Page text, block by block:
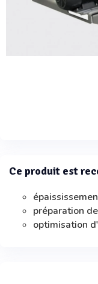
Ce produit est
préparation
optimisation